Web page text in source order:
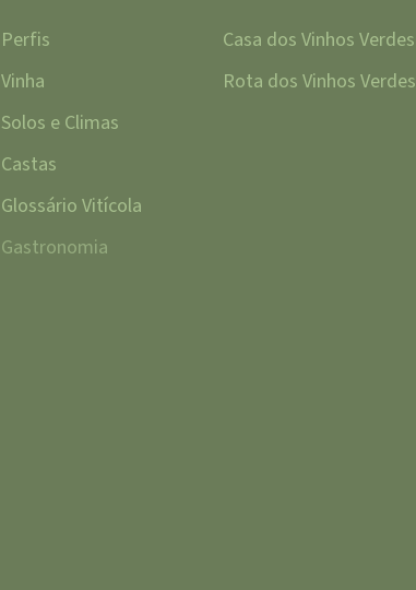
Perfis
Vinha
Solos e Climas
Castas
Glossário Vitícola
Gastronomia
Casa dos Vinhos Verdes
Rota dos Vinhos Verdes